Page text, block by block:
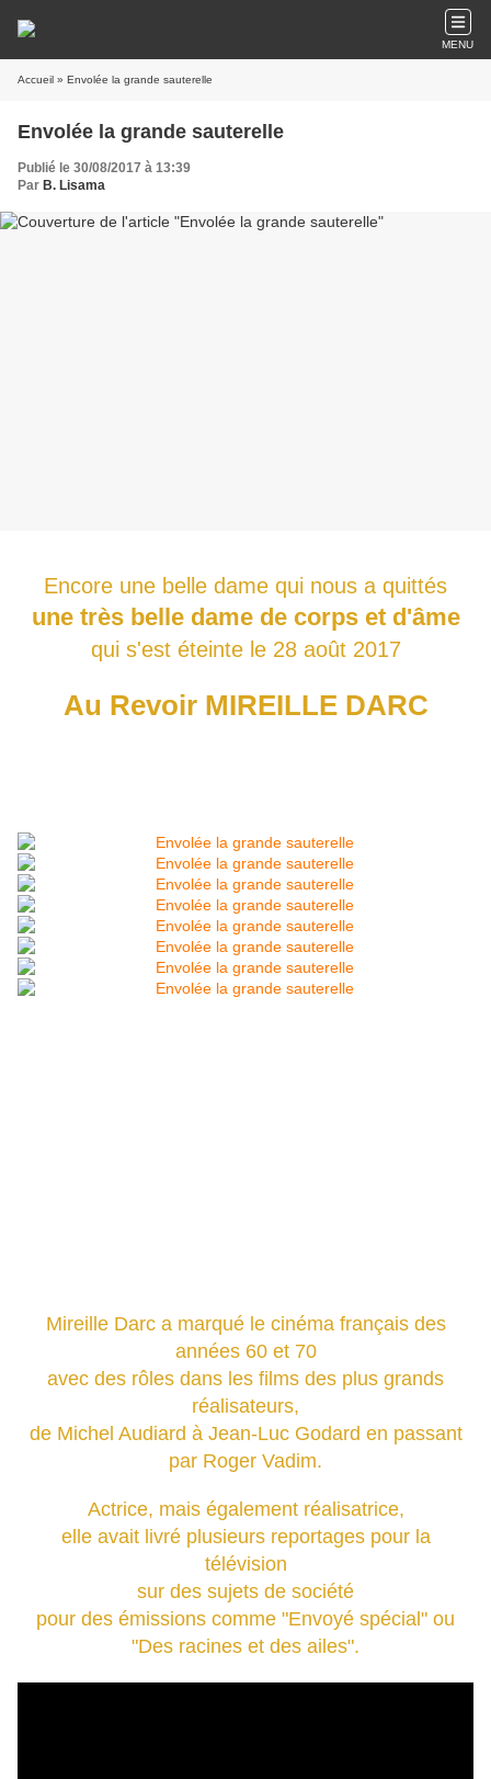
MENU
Accueil » Envolée la grande sauterelle
Envolée la grande sauterelle
Publié le 30/08/2017 à 13:39
Par B. Lisama
Encore une belle dame qui nous a quittés
une très belle dame de corps et d'âme
qui s'est éteinte le 28 août 2017
Au Revoir MIREILLE DARC
Mireille Darc a marqué le cinéma français des
années 60 et 70
avec des rôles dans les films des plus grands
réalisateurs,
de Michel Audiard à Jean-Luc Godard en passant
par Roger Vadim.
Actrice, mais également réalisatrice,
elle avait livré plusieurs reportages pour la
télévision
sur des sujets de société
pour des émissions comme "Envoyé spécial" ou
"Des racines et des ailes".